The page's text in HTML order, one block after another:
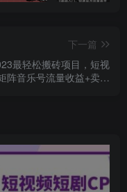
下一篇
最轻松搬砖项目，短视
阵音乐号流量收益+卖货